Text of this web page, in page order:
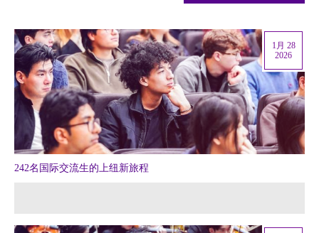
支持我们
242名国际交流生的上纽新旅程
1月 28
2026